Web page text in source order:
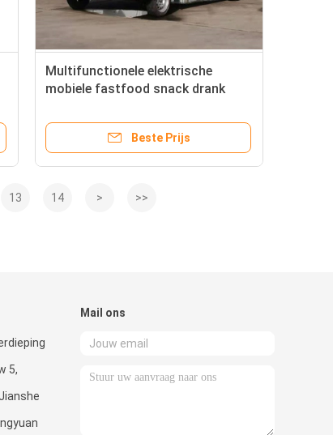
Multifunctionele elektrische
mobiele fastfood snack drank
karretje
Beste Prijs
13 14 > >>
5,
Mail ons